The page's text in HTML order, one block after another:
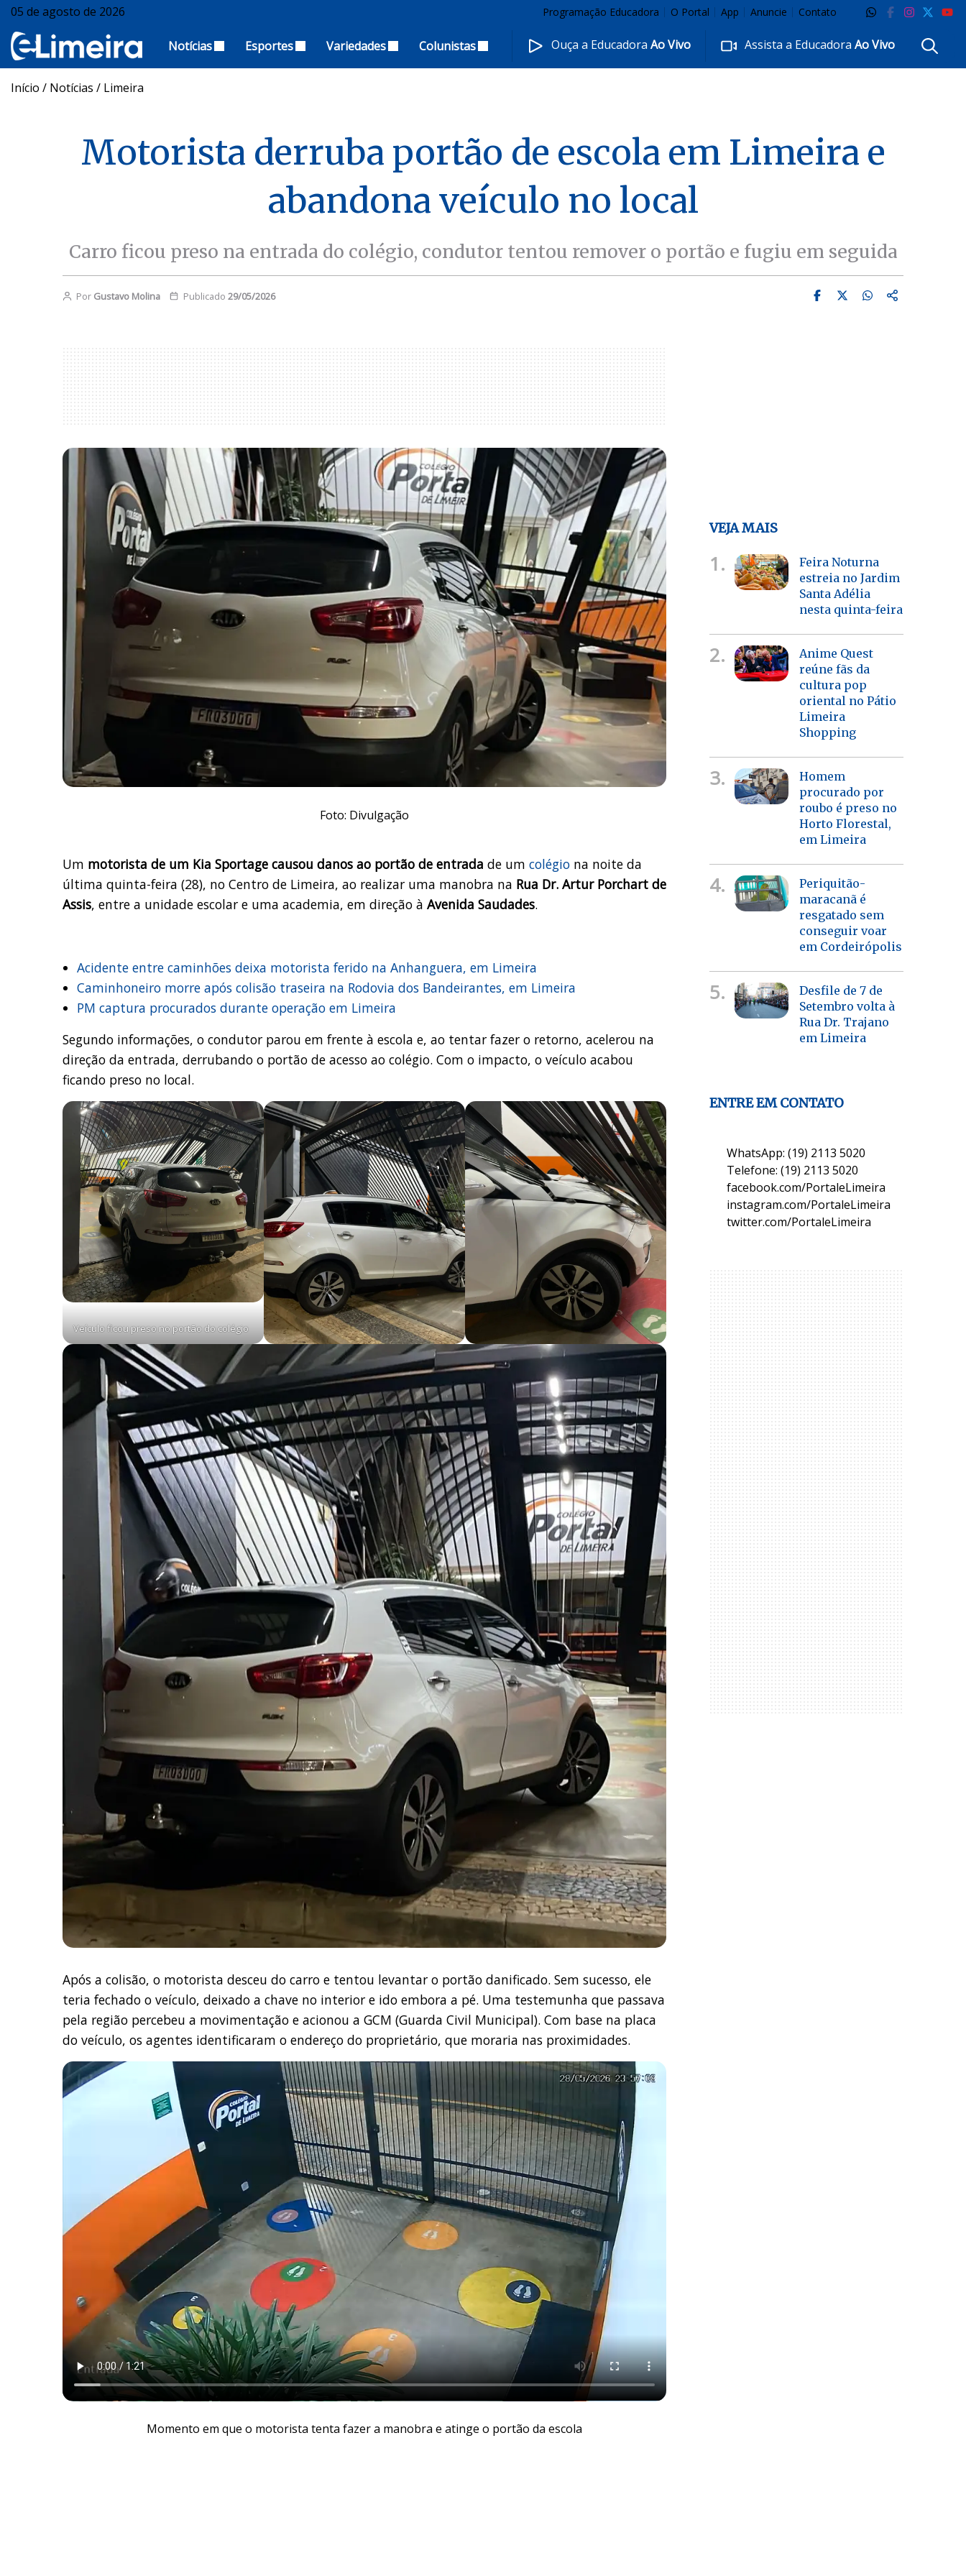
05 de agosto de 2026 Programação Educadora O Portal App Anuncie Contato
Notícias Esportes Variedades Colunistas Ouça a EducadoraAo Vivo Assista a EducadoraAo Vivo
Início / Notícias / Limeira
Motorista derruba portão de escola em Limeira e
abandona veículo no local
Carro ficou preso na entrada do colégio, condutor tentou remover o portão e fugiu em seguida
Por Gustavo Molina Publicado 29/05/2026
Foto: Divulgação
Um motorista de um Kia Sportage causou danos ao portão de entrada de um colégio na noite da
última quinta-feira (28), no Centro de Limeira, ao realizar uma manobra na Rua Dr. Artur Porchart de
Assis, entre a unidade escolar e uma academia, em direção à Avenida Saudades.
Acidente entre caminhões deixa motorista ferido na Anhanguera, em Limeira
Caminhoneiro morre após colisão traseira na Rodovia dos Bandeirantes, em Limeira
PM captura procurados durante operação em Limeira
Segundo informações, o condutor parou em frente à escola e, ao tentar fazer o retorno, acelerou na
direção da entrada, derrubando o portão de acesso ao colégio. Com o impacto, o veículo acabou
ficando preso no local.
Veículo ficou preso no portão do colégio
Após a colisão, o motorista desceu do carro e tentou levantar o portão danificado. Sem sucesso, ele
teria fechado o veículo, deixado a chave no interior e ido embora a pé. Uma testemunha que passava
pela região percebeu a movimentação e acionou a GCM (Guarda Civil Municipal). Com base na placa
do veículo, os agentes identificaram o endereço do proprietário, que moraria nas proximidades.
Momento em que o motorista tenta fazer a manobra e atinge o portão da escola
VEJA MAIS
1.
Feira Noturna
estreia no Jardim
Santa Adélia
nesta quinta-feira
2.
Anime Quest
reúne fãs da
cultura pop
oriental no Pátio
Limeira
Shopping
3.
Homem
procurado por
roubo é preso no
Horto Florestal,
em Limeira
4.
Periquitão-
maracanã é
resgatado sem
conseguir voar
em Cordeirópolis
5.
Desfile de 7 de
Setembro volta à
Rua Dr. Trajano
em Limeira
ENTRE EM CONTATO
WhatsApp: (19) 2113 5020
Telefone: (19) 2113 5020
facebook.com/PortaleLimeira
instagram.com/PortaleLimeira
twitter.com/PortaleLimeira